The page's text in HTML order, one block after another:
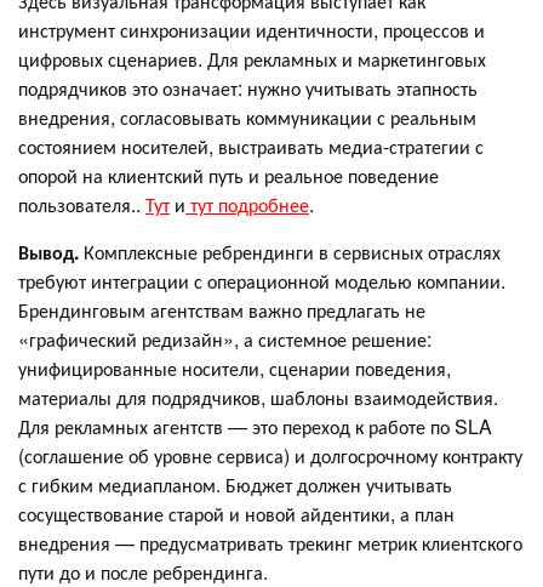
инструмент синхронизации идентичности, процессов и
цифровых сценариев. Для рекламных и маркетинговых
подрядчиков это означает: нужно учитывать этапность
внедрения, согласовывать коммуникации с реальным
состоянием носителей, выстраивать медиа-стратегии с
опорой на клиентский путь и реальное поведение
пользователя.. Тут и тут подробнее.
Вывод. Комплексные ребрендинги в сервисных отраслях
требуют интеграции с операционной моделью компании.
Брендинговым агентствам важно предлагать не
«графический редизайн», а системное решение:
унифицированные носители, сценарии поведения,
материалы для подрядчиков, шаблоны взаимодействия.
Для рекламных агентств — это переход к работе по SLA
(соглашение об уровне сервиса) и долгосрочному контракту
с гибким медиапланом. Бюджет должен учитывать
сосуществование старой и новой айдентики, а план
внедрения — предусматривать трекинг метрик клиентского
пути до и после ребрендинга.